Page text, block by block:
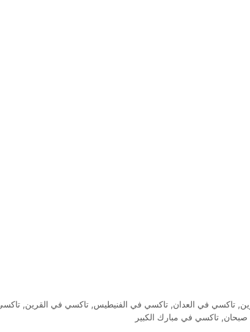
, تاكسي في العدان, تاكسي في الفنيطيس, تاكسي في القرين,
, تاكسي في مبارك الكبير